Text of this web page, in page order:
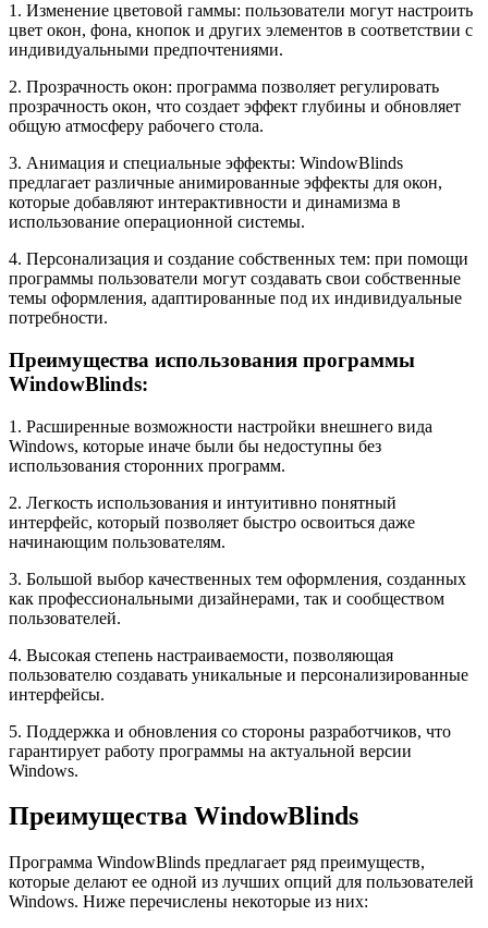
1. Изменение цветовой гаммы: пользователи могут настроить
цвет окон, фона, кнопок и других элементов в соответствии с
индивидуальными предпочтениями.
2. Прозрачность окон: программа позволяет регулировать
прозрачность окон, что создает эффект глубины и обновляет
общую атмосферу рабочего стола.
3. Анимация и специальные эффекты: WindowBlinds
предлагает различные анимированные эффекты для окон,
которые добавляют интерактивности и динамизма в
использование операционной системы.
4. Персонализация и создание собственных тем: при помощи
программы пользователи могут создавать свои собственные
темы оформления, адаптированные под их индивидуальные
потребности.
Преимущества использования программы
WindowBlinds:
1. Расширенные возможности настройки внешнего вида
Windows, которые иначе были бы недоступны без
использования сторонних программ.
2. Легкость использования и интуитивно понятный
интерфейс, который позволяет быстро освоиться даже
начинающим пользователям.
3. Большой выбор качественных тем оформления, созданных
как профессиональными дизайнерами, так и сообществом
пользователей.
4. Высокая степень настраиваемости, позволяющая
пользователю создавать уникальные и персонализированные
интерфейсы.
5. Поддержка и обновления со стороны разработчиков, что
гарантирует работу программы на актуальной версии
Windows.
Преимущества WindowBlinds
Программа WindowBlinds предлагает ряд преимуществ,
которые делают ее одной из лучших опций для пользователей
Windows. Ниже перечислены некоторые из них: